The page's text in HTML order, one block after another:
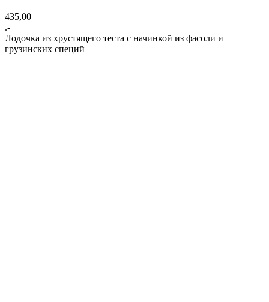
435,00
.-
Лодочка из хрустящего теста с начинкой из фасоли и
грузинских специй